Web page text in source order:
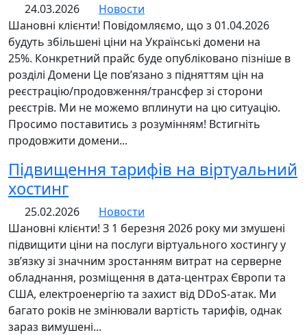
24.03.2026
Новости
Шановні клієнти! Повідомляємо, що з 01.04.2026
будуть збільшені ціни на Українські домени на
25%. Конкретний прайс буде опубліковано пізніше в
розділі Домени Це пов’язано з підняттям цін на
реєстрацію/продовження/трансфер зі сторони
реєстрів. Ми не можемо вплинути на цю ситуацію.
Просимо поставитись з розумінням! Встигніть
продовжити домени...
Підвищення тарифів на віртуальний
хостинг
25.02.2026
Новости
Шановні клієнти! З 1 березня 2026 року ми змушені
підвищити ціни на послуги віртуального хостингу у
зв’язку зі значним зростанням витрат на серверне
обладнання, розміщення в дата-центрах Європи та
США, електроенергію та захист від DDoS-атак. Ми
багато років не змінювали вартість тарифів, однак
зараз вимушені...